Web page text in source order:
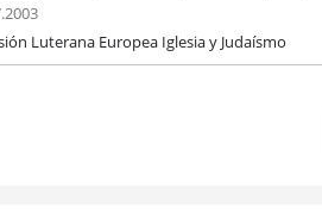
Luterana Europea Iglesia y Judaísmo